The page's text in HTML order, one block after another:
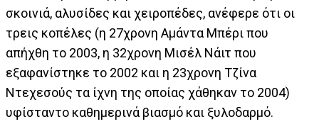
σκοινιά, αλυσίδες και χειροπέδες, ανέφερε ότι οι
τρεις κοπέλες (η 27χρονη Αμάντα Μπέρι που
απήχθη το 2003, η 32χρονη Μισέλ Νάιτ που
εξαφανίστηκε το 2002 και η 23χρονη Τζίνα
Ντεχεσούς τα ίχνη της οποίας χάθηκαν το 2004)
υφίσταντο καθημερινά βιασμό και ξυλοδαρμό.